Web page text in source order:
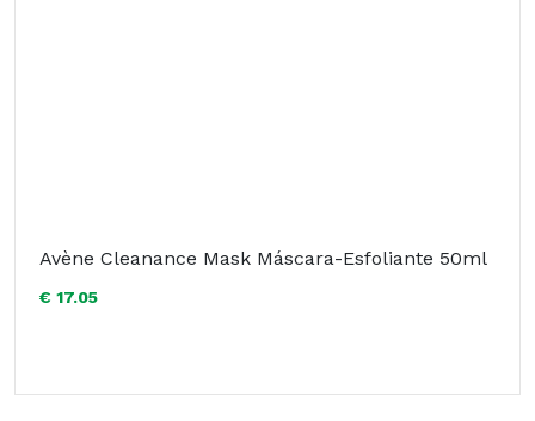
Avène Cleanance Mask Máscara-Esfoliante 50ml
€ 17.05